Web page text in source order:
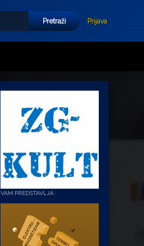
Prijava
VAM PREDSTAVLJA :